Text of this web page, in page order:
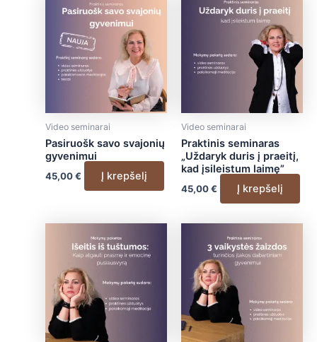
Video seminarai
Pasiruošk savo svajonių
gyvenimui
45,00€ Į krepšelį
Video seminarai
Praktinis seminaras
„Uždaryk duris į praeitį,
kad įsileistum laimę”
45,00€ Į krepšelį